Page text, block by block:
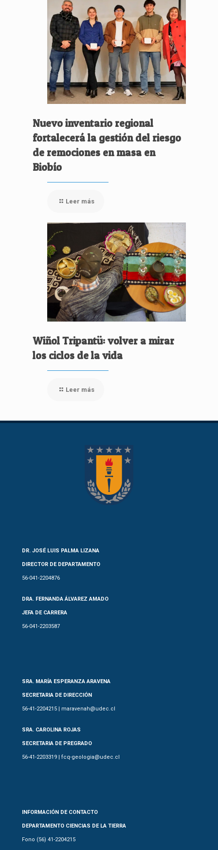
Nuevo inventario regional
fortalecerá la gestión del riesgo
de remociones en masa en
Biobío
Leer más
Wiñol Tripantü: volver a mirar
los ciclos de la vida
Leer más
DR. JOSÉ LUIS PALMA LIZANA
DIRECTOR DE DEPARTAMENTO
56-041-2204876
DRA. FERNANDA ÁLVAREZ AMADO
JEFA DE CARRERA
56-041-2203587
SRA. MARÍA ESPERANZA ARAVENA
SECRETARIA DE DIRECCIÓN
56-41-2204215 | maravenah@udec.cl
SRA. CAROLINA ROJAS
SECRETARIA DE PREGRADO
56-41-2203319 | fcq-geologia@udec.cl
INFORMACIÓN DE CONTACTO
DEPARTAMENTO CIENCIAS DE LA TIERRA
Fono (56) 41-2204215